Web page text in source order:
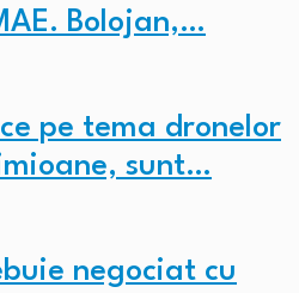
Bolojan,…
pe tema dronelor
sunt…
negociat cu